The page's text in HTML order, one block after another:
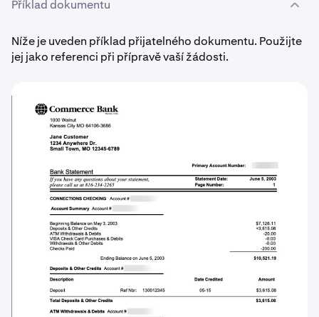
Příklad dokumentu
Níže je uveden příklad přijatelného dokumentu. Použijte
jej jako referenci při přípravě vaší žádosti.